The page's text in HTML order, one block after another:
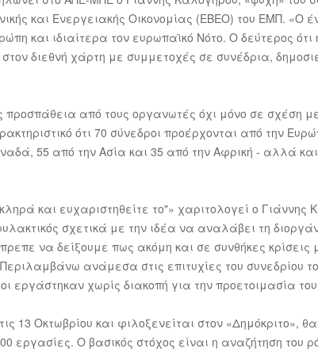
και Ενεργειακής Οικονομίας (ΕΒΕΟ) του ΕΜΠ. «Ο
και ιδιαίτερα τον ευρωπαϊκό Νότο. Ο δεύτερος
διεθνή χάρτη με συμμετοχές σε συνέδρια,
προσπάθεια από τους οργανωτές όχι μόνο σε σχέση
ότι 70 σύνεδροι προέρχονται από την
55 από την Ασία και 35 από την Αφρική - αλλά
και ευχαριστηθείτε το"» χαριτολογεί ο Γιάννης
σχετικά με την ιδέα να αναλάβει τη
να δείξουμε πως ακόμη και σε συνθήκες
ανάμεσα στις επιτυχίες του συνεδρίου το
εργάστηκαν χωρίς διακοπή για την προετοιμασία
13 Οκτωβρίου και φιλοξενείται στον «Δημόκριτο», θα
εργασίες. Ο βασικός στόχος είναι η αναζήτηση του